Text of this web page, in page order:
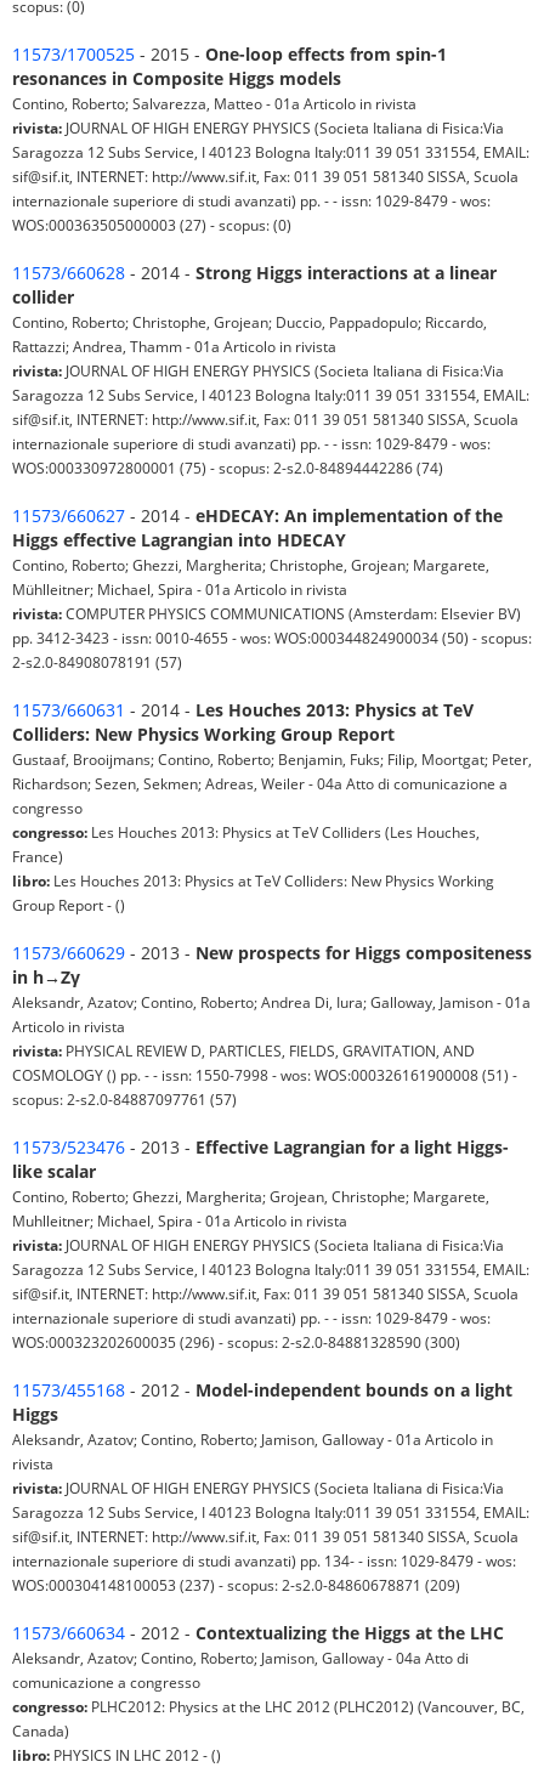
scopus: (0)
11573/1700525 - 2015 - One-loop effects from spin-1
resonances in Composite Higgs models
Contino, Roberto; Salvarezza, Matteo - 01a Articolo in rivista
rivista: JOURNAL OF HIGH ENERGY PHYSICS (Societa Italiana di Fisica:Via
Saragozza 12 Subs Service, I 40123 Bologna Italy:011 39 051 331554, EMAIL:
sif@sif.it, INTERNET: http://www.sif.it, Fax: 011 39 051 581340 SISSA, Scuola
internazionale superiore di studi avanzati) pp. - - issn: 1029-8479 - wos:
WOS:000363505000003 (27) - scopus: (0)
11573/660628 - 2014 - Strong Higgs interactions at a linear
collider
Contino, Roberto; Christophe, Grojean; Duccio, Pappadopulo; Riccardo,
Rattazzi; Andrea, Thamm - 01a Articolo in rivista
rivista: JOURNAL OF HIGH ENERGY PHYSICS (Societa Italiana di Fisica:Via
Saragozza 12 Subs Service, I 40123 Bologna Italy:011 39 051 331554, EMAIL:
sif@sif.it, INTERNET: http://www.sif.it, Fax: 011 39 051 581340 SISSA, Scuola
internazionale superiore di studi avanzati) pp. - - issn: 1029-8479 - wos:
WOS:000330972800001 (75) - scopus: 2-s2.0-84894442286 (74)
11573/660627 - 2014 - eHDECAY: An implementation of the
Higgs effective Lagrangian into HDECAY
Contino, Roberto; Ghezzi, Margherita; Christophe, Grojean; Margarete,
Mühlleitner; Michael, Spira - 01a Articolo in rivista
rivista:COMPUTER PHYSICS COMMUNICATIONS (Amsterdam: Elsevier BV)
pp. 3412-3423 - issn: 0010-4655 - wos: WOS:000344824900034 (50) - scopus:
2-s2.0-84908078191 (57)
11573/660631 - 2014 - Les Houches 2013: Physics at TeV
Colliders: New Physics Working Group Report
Gustaaf, Brooijmans; Contino, Roberto; Benjamin, Fuks; Filip, Moortgat; Peter,
Richardson; Sezen, Sekmen; Adreas, Weiler - 04a Atto di comunicazione a
congresso
congresso: Les Houches 2013: Physics at TeV Colliders (Les Houches,
France)
libro: Les Houches 2013: Physics at TeV Colliders: New Physics Working
Group Report - ()
11573/660629 - 2013 - New prospects for Higgs compositeness
in h→Zγ
Aleksandr, Azatov; Contino, Roberto; Andrea Di, Iura; Galloway, Jamison - 01a
Articolo in rivista
rivista: PHYSICAL REVIEW D, PARTICLES, FIELDS, GRAVITATION, AND
COSMOLOGY () pp. - - issn: 1550-7998 - wos: WOS:000326161900008 (51) -
scopus: 2-s2.0-84887097761 (57)
11573/523476 - 2013 - Effective Lagrangian for a light Higgs-
like scalar
Contino, Roberto; Ghezzi, Margherita; Grojean, Christophe; Margarete,
Muhlleitner; Michael, Spira - 01a Articolo in rivista
rivista: JOURNAL OF HIGH ENERGY PHYSICS (Societa Italiana di Fisica:Via
Saragozza 12 Subs Service, I 40123 Bologna Italy:011 39 051 331554, EMAIL:
sif@sif.it, INTERNET: http://www.sif.it, Fax: 011 39 051 581340 SISSA, Scuola
internazionale superiore di studi avanzati) pp. - - issn: 1029-8479 - wos:
WOS:000323202600035 (296) - scopus: 2-s2.0-84881328590 (300)
11573/455168 - 2012 - Model-independent bounds on a light
Higgs
Aleksandr, Azatov; Contino, Roberto; Jamison, Galloway - 01a Articolo in
rivista
rivista: JOURNAL OF HIGH ENERGY PHYSICS (Societa Italiana di Fisica:Via
Saragozza 12 Subs Service, I 40123 Bologna Italy:011 39 051 331554, EMAIL:
sif@sif.it, INTERNET: http://www.sif.it, Fax: 011 39 051 581340 SISSA, Scuola
internazionale superiore di studi avanzati) pp. 134- - issn: 1029-8479 - wos:
WOS:000304148100053 (237) - scopus: 2-s2.0-84860678871 (209)
11573/660634 - 2012 - Contextualizing the Higgs at the LHC
Aleksandr, Azatov; Contino, Roberto; Jamison, Galloway - 04a Atto di
comunicazione a congresso
congresso: PLHC2012: Physics at the LHC 2012 (PLHC2012) (Vancouver, BC,
Canada)
libro: PHYSICS IN LHC 2012 - ()